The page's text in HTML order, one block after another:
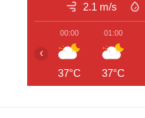
2.1 m/s
00:00
37°C
01:00
37°C
‹